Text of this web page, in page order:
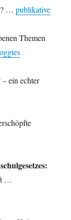
…publikative
Themen
ein echter
…